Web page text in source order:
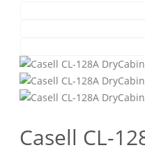
Casell CL-